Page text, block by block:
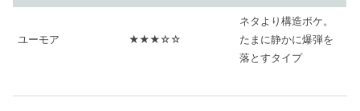
ユーモア ★★★☆☆
ネタより構造ボケ。
たまに静かに爆弾を
落とすタイプ